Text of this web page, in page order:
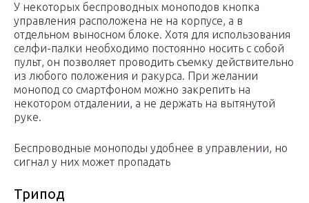
У некоторых беспроводных моноподов кнопка
управления расположена не на корпусе, а в
отдельном выносном блоке. Хотя для использования
селфи-палки необходимо постоянно носить с собой
пульт, он позволяет проводить съемку действительно
из любого положения и ракурса. При желании
монопод со смартфоном можно закрепить на
некотором отдалении, а не держать на вытянутой
руке.
Беспроводные моноподы удобнее в управлении, но
сигнал у них может пропадать
Трипод